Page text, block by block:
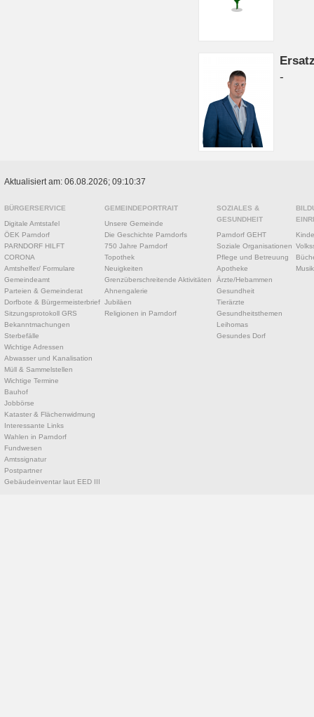
-
Aktualisiert am: 06.08.2026; 09:10:37
BÜRGERSERVICE
Digitale Amtstafel
ÖEK Parndorf
PARNDORF HILFT
CORONA
Amtshelfer/ Formulare
Gemeindeamt
Parteien & Gemeinderat
Dorfbote & Bürgermeisterbrief
Sitzungsprotokoll GRS
Bekanntmachungen
Sterbefälle
Wichtige Adressen
Abwasser und Kanalisation
Müll & Sammelstellen
Wichtige Termine
Bauhof
Jobbörse
Kataster & Flächenwidmung
Interessante Links
Wahlen in Parndorf
Fundwesen
Amtssignatur
Postpartner
Gebäudeinventar laut EED III
GEMEINDEPORTRAIT
Unsere Gemeinde
Die Geschichte Parndorfs
750 Jahre Parndorf
Topothek
Neuigkeiten
Grenzüberschreitende Aktivitäten
Ahnengalerie
Jubiläen
Religionen in Parndorf
SOZIALES &
GESUNDHEIT
Parndorf GEHT
Soziale Organisationen
Pflege und Betreuung
Apotheke
Ärzte/Hebammen
Gesundheit
Tierärzte
Gesundheitsthemen
Leihomas
Gesundes Dorf